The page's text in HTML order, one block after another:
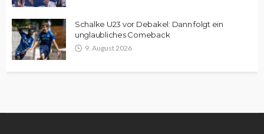
Schalke U23 vor Debakel: Dann folgt ein
unglaubliches Comeback
9. August 2026